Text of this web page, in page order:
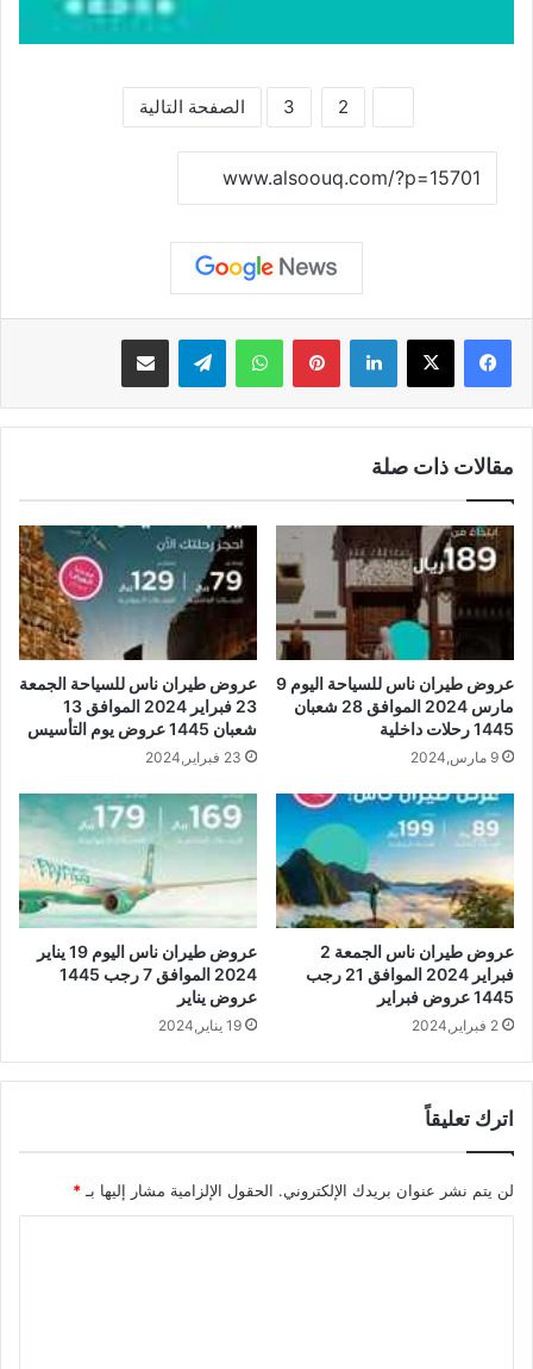
2
3 الصفحة التالية
لينكدإن بينتيريستواتساب تيلقرام مشاركة عبر البريد
مقالات ذات صلة
عروض طيران ناس للسياحة اليوم 9
مارس 2024 الموافق 28 شعبان
1445 رحلات داخلية
9 مارس,2024
عروض طيران ناس للسياحة الجمعة
23 فبراير 2024 الموافق 13
شعبان 1445 عروض يوم التأسيس
23 فبراير,2024
عروض طيران ناس الجمعة 2
فبراير 2024 الموافق 21 رجب
1445 عروض فبراير
2 فبراير,2024
عروض طيران ناس اليوم 19 يناير
2024 الموافق 7 رجب 1445
عروض يناير
19 يناير,2024
اترك تعليقاً
لن يتم نشر عنوان بريدك الإلكتروني. الحقول الإلزامية مشار إليها بـ*